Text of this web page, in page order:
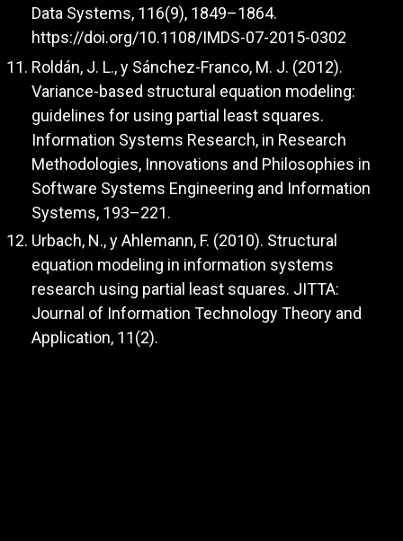
Data Systems, 116(9), 1849–1864.
https://doi.org/10.1108/IMDS-07-2015-0302
Roldán, J. L., y Sánchez-Franco, M. J. (2012).
Variance-based structural equation modeling:
guidelines for using partial least squares.
Information Systems Research, in Research
Methodologies, Innovations and Philosophies in
Software Systems Engineering and Information
Systems, 193–221.
Urbach, N., y Ahlemann, F. (2010). Structural
equation modeling in information systems
research using partial least squares. JITTA:
Journal of Information Technology Theory and
Application, 11(2).